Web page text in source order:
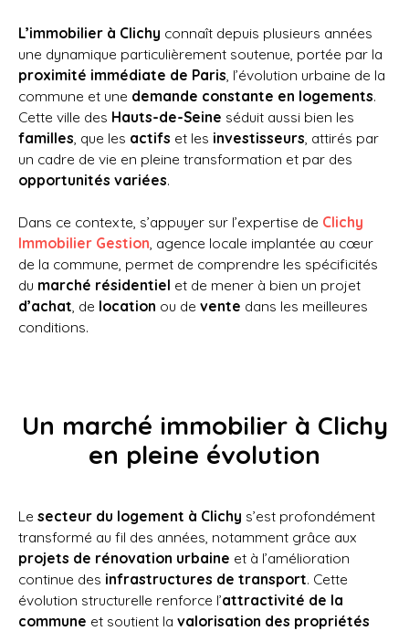
L’immobilier à Clichy connaît depuis plusieurs années
une dynamique particulièrement soutenue, portée par la
proximité immédiate de Paris , l’évolution urbaine de la
commune et une demande constante en logements.
Cette ville des Hauts-de-Seine séduit aussi bien les
familles , que les actifs et les investisseurs , attirés par
un cadre de vie en pleine transformation et par des
opportunités variées.
Dans ce contexte, s’appuyer sur l’expertise de Clichy
Immobilier Gestion , agence locale implantée au cœur
de la commune, permet de comprendre les spécificités
du marché résidentiel et de mener à bien un projet
d’achat , de location ou de vente dans les meilleures
conditions.
Un marché immobilier à Clichy
en pleine évolution
Le secteur du logement à Clichy s’est profondément
transformé au fil des années, notamment grâce aux
projets de rénovation urbaine et à l’amélioration
continue des infrastructures de transport. Cette
évolution structurelle renforce l’attractivité de la
commune et soutient la valorisation des propriétés